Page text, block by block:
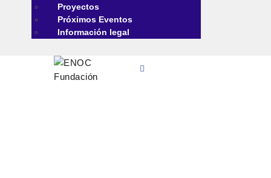
Proyectos
Próximos Eventos
Información legal